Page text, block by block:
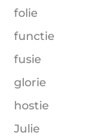
folie
functie
fusie
glorie
hostie
Julie